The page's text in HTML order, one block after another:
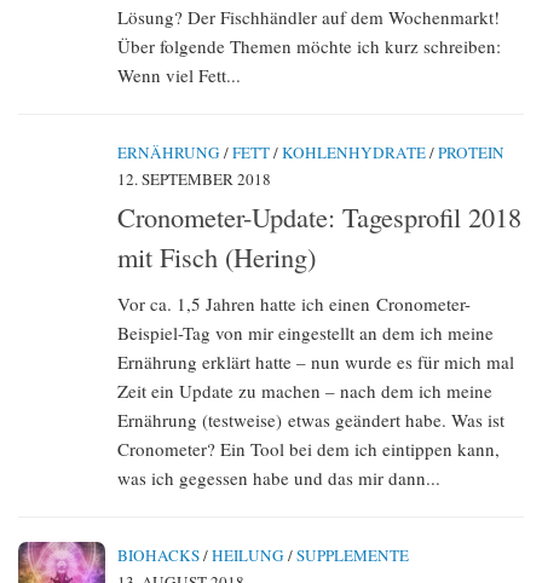
Lösung? Der Fischhändler auf dem Wochenmarkt!
Über folgende Themen möchte ich kurz schreiben:
Wenn viel Fett...
ERNÄHRUNG /FETT/KOHLENHYDRATE/PROTEIN
12. SEPTEMBER 2018
Cronometer-Update: Tagesprofil 2018
mit Fisch (Hering)
Vor ca. 1,5 Jahren hatte ich einen Cronometer-
Beispiel-Tag von mir eingestellt an dem ich meine
Ernährung erklärt hatte – nun wurde es für mich mal
Zeit ein Update zu machen – nach dem ich meine
Ernährung (testweise) etwas geändert habe. Was ist
Cronometer? Ein Tool bei dem ich eintippen kann,
was ich gegessen habe und das mir dann...
BIOHACKS/HEILUNG /SUPPLEMENTE